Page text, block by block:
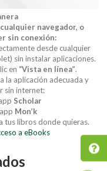
navegador, o
sin conexión:
desde cualquier
sin instalar aplicaciones.
en “Vista en línea”.
la aplicación adecuada y
sin internet:
Scholar
Mon’k
tus libros donde quieras.
a eBooks